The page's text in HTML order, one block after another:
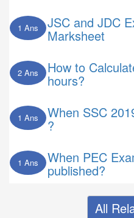
1 Ans JSC and JDC
Marksheet
2 Ans How to
hours?
1 Ans When SSC
?
1 Ans When PEC
published?
All